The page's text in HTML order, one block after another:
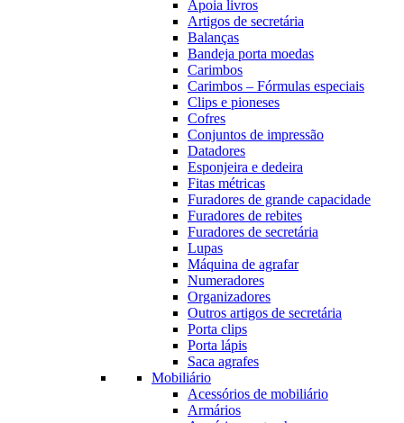
Apoia livros
Artigos de secretária
Balanças
Bandeja porta moedas
Carimbos
Carimbos – Fórmulas especiais
Clips e pioneses
Cofres
Conjuntos de impressão
Datadores
Esponjeira e dedeira
Fitas métricas
Furadores de grande capacidade
Furadores de rebites
Furadores de secretária
Lupas
Máquina de agrafar
Numeradores
Organizadores
Outros artigos de secretária
Porta clips
Porta lápis
Saca agrafes
Mobiliário
Acessórios de mobiliário
Armários